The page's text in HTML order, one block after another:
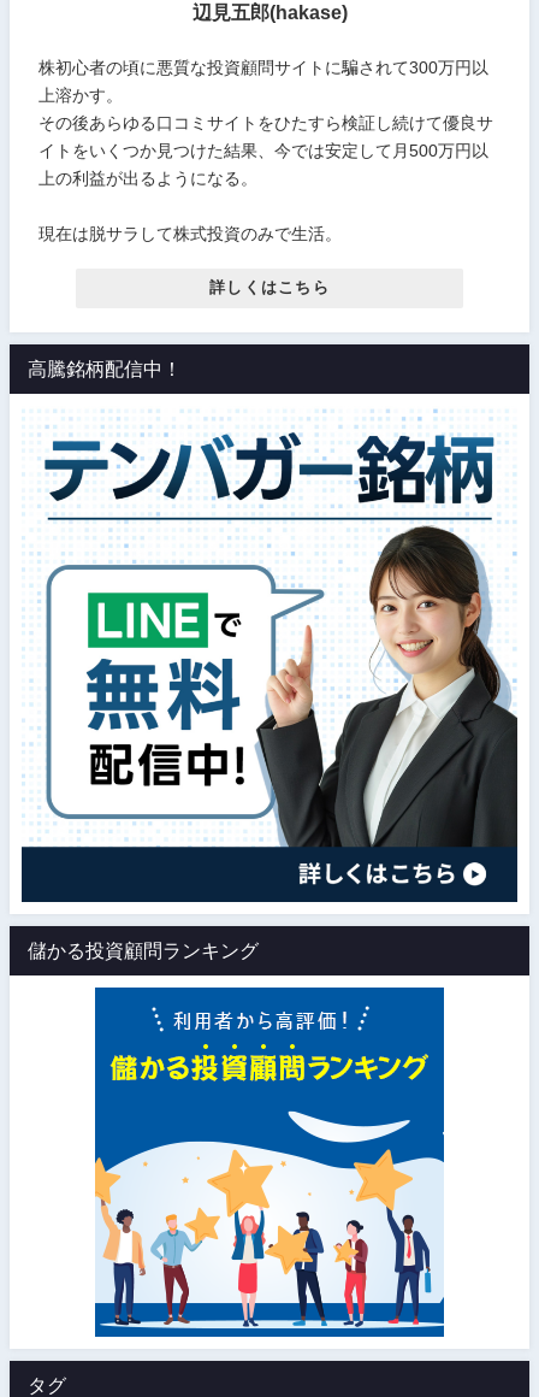
辺見五郎(hakase)
株初心者の頃に悪質な投資顧問サイトに騙されて300万円以
上溶かす。
その後あらゆる口コミサイトをひたすら検証し続けて優良サ
イトをいくつか見つけた結果、今では安定して月500万円以
上の利益が出るようになる。
現在は脱サラして株式投資のみで生活。
詳しくはこちら
高騰銘柄配信中！
儲かる投資顧問ランキング
タグ